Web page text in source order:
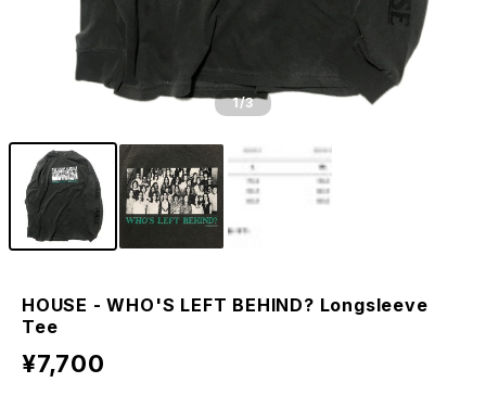
1/3
HOUSE - WHO'S LEFT BEHIND? Longsleeve
Tee
¥7,700